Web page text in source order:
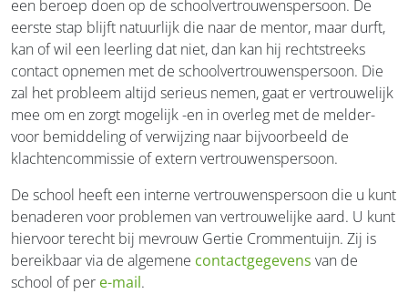
een beroep doen op de schoolvertrouwenspersoon. De
eerste stap blijft natuurlijk die naar de mentor, maar durft,
kan of wil een leerling dat niet, dan kan hij rechtstreeks
contact opnemen met de schoolvertrouwenspersoon. Die
zal het probleem altijd serieus nemen, gaat er vertrouwelijk
mee om en zorgt mogelijk -en in overleg met de melder-
voor bemiddeling of verwijzing naar bijvoorbeeld de
klachtencommissie of extern vertrouwenspersoon.
De school heeft een interne vertrouwenspersoon die u kunt
benaderen voor problemen van vertrouwelijke aard. U kunt
hiervoor terecht bij mevrouw Gertie Crommentuijn. Zij is
bereikbaar via de algemene contactgegevens van de
school of per e-mail.